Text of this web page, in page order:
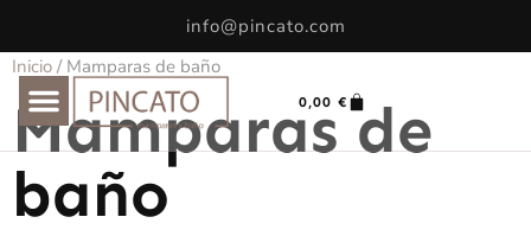
info@pincato.com
0,00€
Inicio / Mamparas de baño
Mamparas de
baño